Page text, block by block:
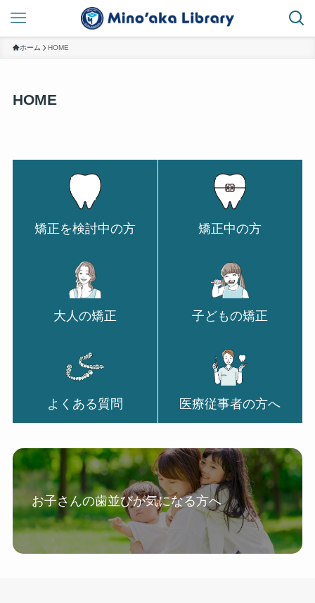
ホーム HOME
HOME
矯正を検討中の方 矯正中の方
大人の矯正 子どもの矯正
よくある質問 医療従事者の方へ
お子さんの歯並びが気になる方へ